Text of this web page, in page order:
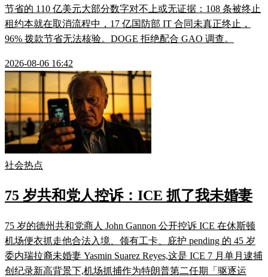
节省的 110 亿美元大部分数字对不上或无证据：108 条被终止
租约本就在取消流程中，17 亿国防部 IT 合同未真正终止，
96% 拨款节省无法核验。DOGE 拒绝配合 GAO 调查。
2026-08-06 16:42
社会热点
75 岁共和党人控诉：ICE 抓了我未婚妻
75 岁的德州共和党商人 John Gannon 公开控诉 ICE 在休斯顿
机场便衣抓走他合法入境、领有工卡、庇护 pending 的 45 岁
委内瑞拉裔未婚妻 Yasmin Suarez Reyes,这是 ICE 7 月单月逮捕
创纪录新高背景下,机场抓捕作为特朗普第二任期「驱逐运